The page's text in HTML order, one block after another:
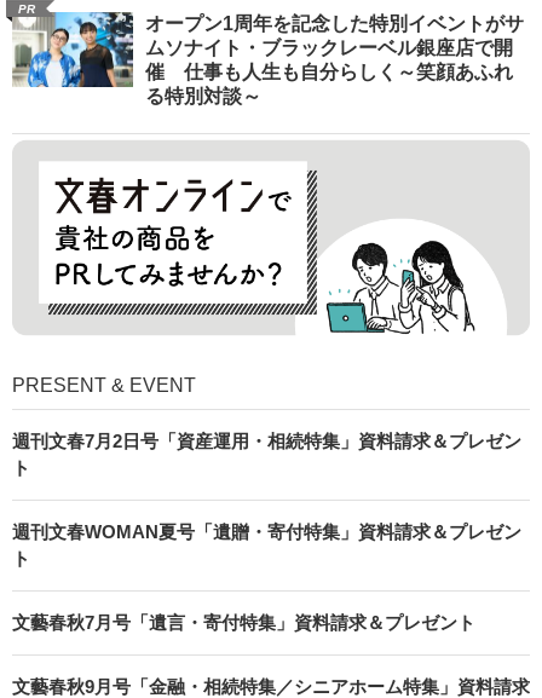
PR
オープン1周年を記念した特別イベントがサ
ムソナイト・ブラックレーベル銀座店で開
催 仕事も人生も自分らしく～笑顔あふれ
る特別対談～
PRESENT & EVENT
週刊文春7月2日号「資産運用・相続特集」資料請求＆プレゼン
ト
週刊文春WOMAN夏号「遺贈・寄付特集」資料請求＆プレゼン
ト
文藝春秋7月号「遺言・寄付特集」資料請求＆プレゼント
文藝春秋9月号「金融・相続特集／シニアホーム特集」資料請求